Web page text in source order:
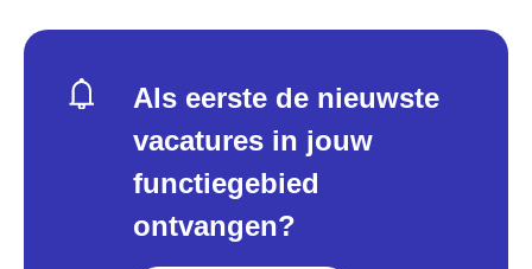
Als eerste de nieuwste
vacatures in jouw
functiegebied
ontvangen?